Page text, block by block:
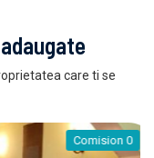
care ti se
Comision 0